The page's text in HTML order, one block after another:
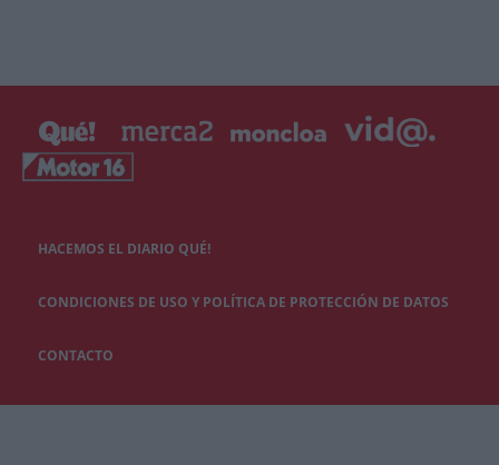
HACEMOS EL DIARIO QUÉ!
CONDICIONES DE USO Y POLÍTICA DE PROTECCIÓN DE DATOS
CONTACTO